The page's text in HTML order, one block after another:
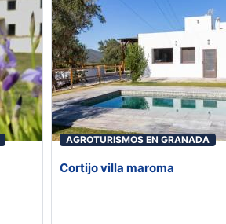
AGROTURISMOS EN GRANADA
Cortijo villa maroma